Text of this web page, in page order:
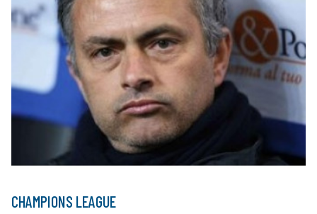
CHAMPIONS LEAGUE